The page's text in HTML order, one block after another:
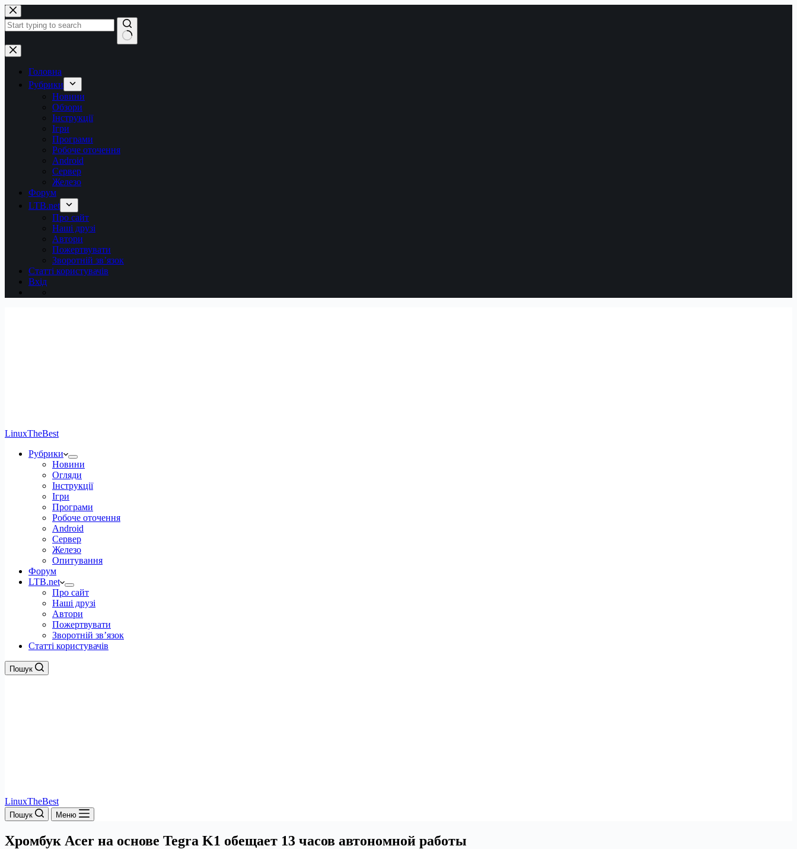
Перейти
до
вмісту
Немає
результатів
Головна
Рубрики
Новини
Обзори
Інструкції
Ігри
Програми
Робоче оточення
Android
Сервер
Железо
Форум
LTB.net
Про сайт
Наші друзі
Автори
Пожертвувати
Зворотній зв’язок
Статті користувачів
Вхід
LinuxTheBest
Рубрики
Новини
Огляди
Інструкції
Ігри
Програми
Робоче оточення
Android
Сервер
Железо
Опитування
Форум
LTB.net
Про сайт
Наші друзі
Автори
Пожертвувати
Зворотній зв’язок
Статті користувачів
Пошук
LinuxTheBest
Пошук Меню
Хромбук Acer на основе Tegra K1 обещает 13 часов автономной работы